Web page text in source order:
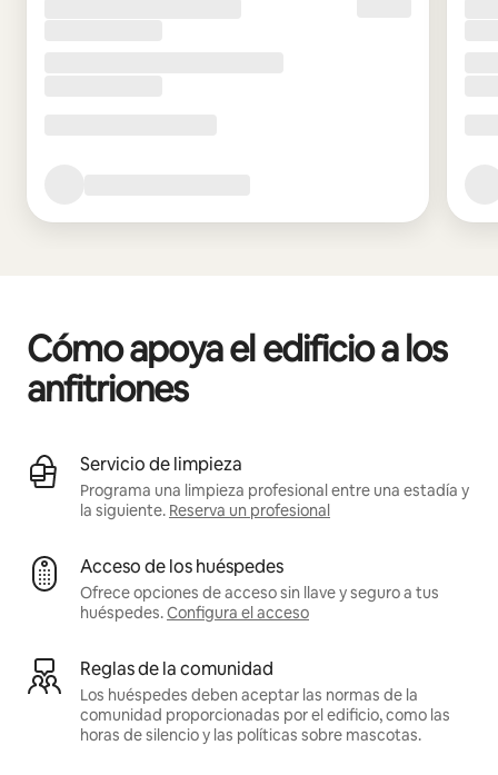
Cómo apoya el edificio a los
anfitriones
Servicio de limpieza
Programa una limpieza profesional entre una estadía y
la siguiente. Reserva un profesional
Acceso de los huéspedes
Ofrece opciones de acceso sin llave y seguro a tus
huéspedes.Configura el acceso
Reglas de la comunidad
Los huéspedes deben aceptar las normas de la
comunidad proporcionadas por el edificio, como las
horas de silencio y las políticas sobre mascotas.